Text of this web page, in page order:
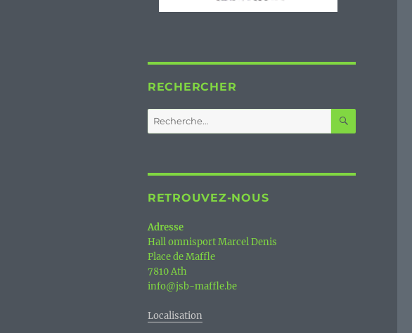
RECHERCHER
Recherche
pour :
RETROUVEZ-NOUS
Adresse
Hall omnisport Marcel Denis
Place de Maffle
7810 Ath
info@jsb-maffle.be
Localisation